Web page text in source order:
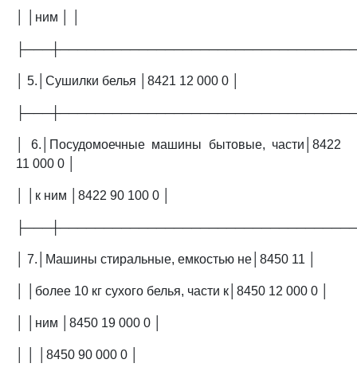
│ │ним │ │
│ 5.│Сушилки белья │8421 12 000 0 │
│ 6.│Посудомоечные машины бытовые, части│8422
11 000 0 │
│ │к ним │8422 90 100 0 │
│ 7.│Машины стиральные, емкостью не│8450 11 │
│ │более 10 кг сухого белья, части к│8450 12 000 0 │
│ │ним │8450 19 000 0 │
│ │ │8450 90 000 0 │